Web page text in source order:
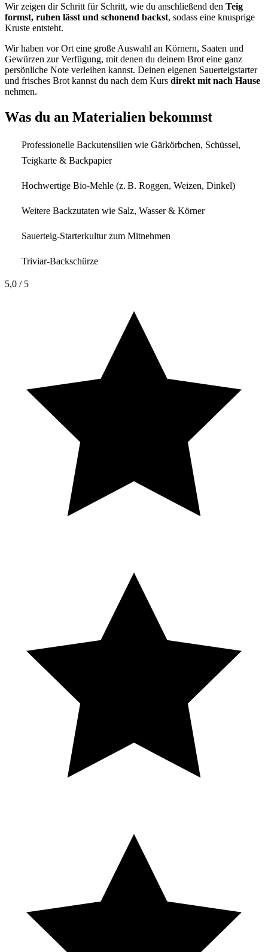
Wir zeigen dir Schritt für Schritt, wie du anschließend den Teig
formst, ruhen lässt und schonend backst, sodass eine knusprige
Kruste entsteht.
Wir haben vor Ort eine große Auswahl an Körnern, Saaten und
Gewürzen zur Verfügung, mit denen du deinem Brot eine ganz
persönliche Note verleihen kannst. Deinen eigenen Sauerteigstarter
und frisches Brot kannst du nach dem Kurs direkt mit nach Hause
nehmen.
Was du an Materialien bekommst
Professionelle Backutensilien wie Gärkörbchen, Schüssel,
Teigkarte & Backpapier
Hochwertige Bio-Mehle (z. B. Roggen, Weizen, Dinkel)
Weitere Backzutaten wie Salz, Wasser & Körner
Sauerteig-Starterkultur zum Mitnehmen
Triviar-Backschürze
5,0 / 5